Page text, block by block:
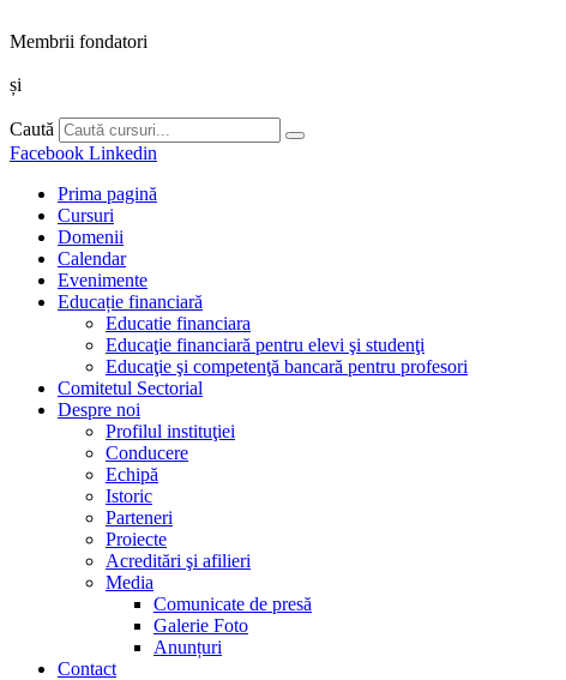
Membrii fondatori
și
Caută
Facebook Linkedin
Prima pagină
Cursuri
Domenii
Calendar
Evenimente
Educație financiară
Educatie financiara
Educaţie financiară pentru elevi şi studenţi
Educaţie şi competenţă bancară pentru profesori
Comitetul Sectorial
Despre noi
Profilul instituţiei
Conducere
Echipă
Istoric
Parteneri
Proiecte
Acreditări şi afilieri
Media
Comunicate de presă
Galerie Foto
Anunțuri
Contact